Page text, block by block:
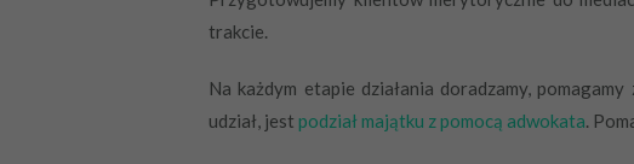
trakcie.
Na każdym etapie działania doradzamy,
udział, jest podział majątku z pomocą adwokata.